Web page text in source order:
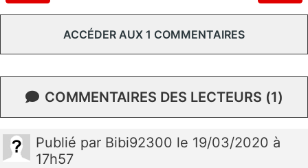
ACCÉDER AUX 1 COMMENTAIRES
COMMENTAIRES DES LECTEURS (1)
Publié par Bibi92300 le 19/03/2020 à
17h57